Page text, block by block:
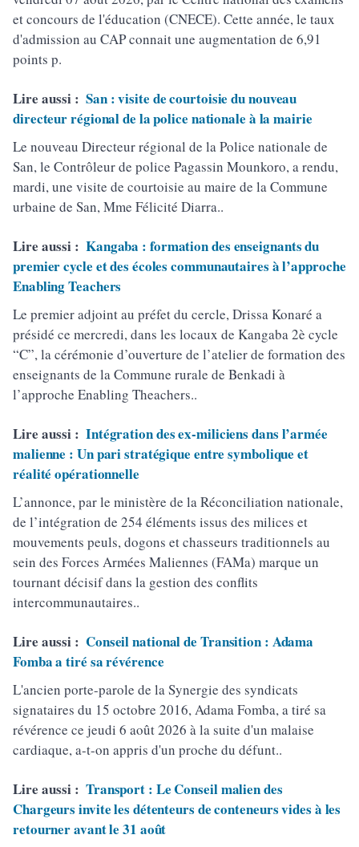
et concours de l'éducation (CNECE). Cette année, le taux
d'admission au CAP connait une augmentation de 6,91
points p.
Lire aussi : San : visite de courtoisie du nouveau
directeur régional de la police nationale à la mairie
Le nouveau Directeur régional de la Police nationale de
San, le Contrôleur de police Pagassin Mounkoro, a rendu,
mardi, une visite de courtoisie au maire de la Commune
urbaine de San, Mme Félicité Diarra..
Lire aussi : Kangaba : formation des enseignants du
premier cycle et des écoles communautaires à l’approche
Enabling Teachers
Le premier adjoint au préfet du cercle, Drissa Konaré a
présidé ce mercredi, dans les locaux de Kangaba 2è cycle
“C”, la cérémonie d’ouverture de l’atelier de formation des
enseignants de la Commune rurale de Benkadi à
l’approche Enabling Theachers..
Lire aussi : Intégration des ex-miliciens dans l’armée
malienne : Un pari stratégique entre symbolique et
réalité opérationnelle
L’annonce, par le ministère de la Réconciliation nationale,
de l’intégration de 254 éléments issus des milices et
mouvements peuls, dogons et chasseurs traditionnels au
sein des Forces Armées Maliennes (FAMa) marque un
tournant décisif dans la gestion des conflits
intercommunautaires..
Lire aussi : Conseil national de Transition : Adama
Fomba a tiré sa révérence
L'ancien porte-parole de la Synergie des syndicats
signataires du 15 octobre 2016, Adama Fomba, a tiré sa
révérence ce jeudi 6 août 2026 à la suite d'un malaise
cardiaque, a-t-on appris d'un proche du défunt..
Lire aussi : Transport : Le Conseil malien des
Chargeurs invite les détenteurs de conteneurs vides à les
retourner avant le 31 août